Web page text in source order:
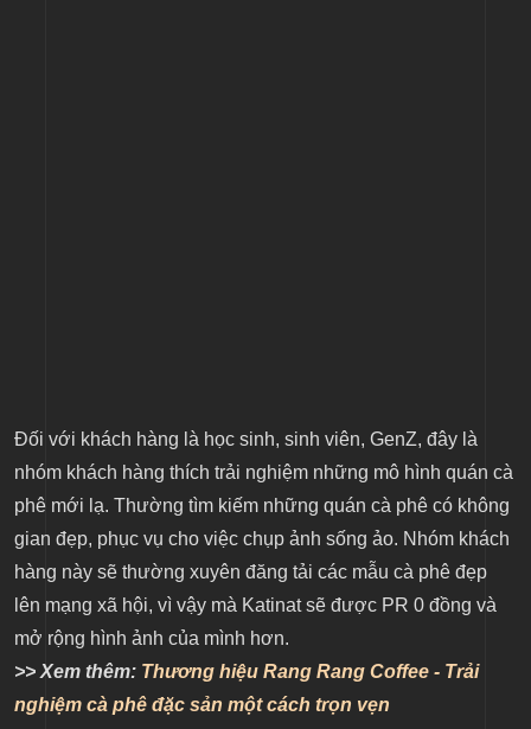
Đối với khách hàng là học sinh, sinh viên, GenZ, đây là
nhóm khách hàng thích trải nghiệm những mô hình quán cà
phê mới lạ. Thường tìm kiếm những quán cà phê có không
gian đẹp, phục vụ cho việc chụp ảnh sống ảo. Nhóm khách
hàng này sẽ thường xuyên đăng tải các mẫu cà phê đẹp
lên mạng xã hội, vì vậy mà Katinat sẽ được PR 0 đồng và
mở rộng hình ảnh của mình hơn.
>> Xem thêm: Thương hiệu Rang Rang Coffee - Trải
nghiệm cà phê đặc sản một cách trọn vẹn